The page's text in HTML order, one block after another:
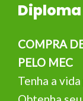
COMPRA
PELO MEC
Tenha a